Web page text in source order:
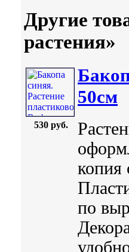
Другие
растения»
530 руб.
50см
копия
по